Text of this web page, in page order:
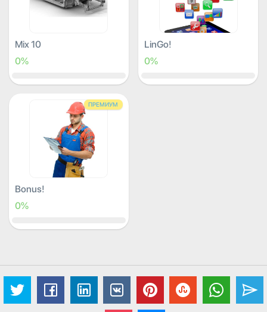
Mix 10
0%
LinGo!
0%
ПРЕМИУМ
Bonus!
0%